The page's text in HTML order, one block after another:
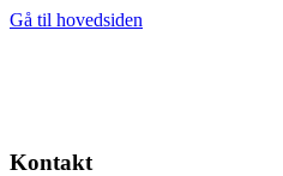
Gå til hovedsiden
Kontakt